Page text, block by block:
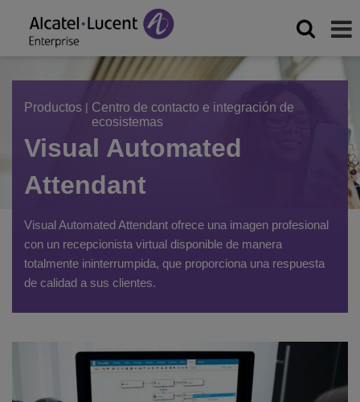
Productos | Centro de contacto e integración de
ecosistemas
Visual Automated
Attendant
Visual Automated Attendant ofrece una imagen profesional
con un recepcionista virtual disponible de manera
totalmente ininterrumpida, que proporciona una respuesta
de calidad a sus clientes.